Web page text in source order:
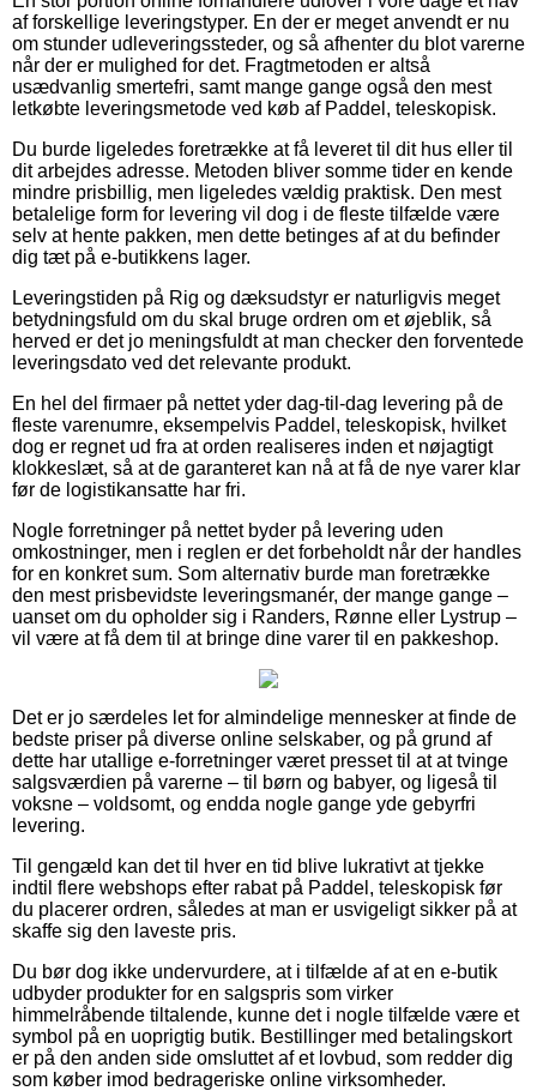
af forskellige leveringstyper. En der er meget anvendt er nu
om stunder udleveringssteder, og så afhenter du blot varerne
når der er mulighed for det. Fragtmetoden er altså
usædvanlig smertefri, samt mange gange også den mest
letkøbte leveringsmetode ved køb af Paddel, teleskopisk.
Du burde ligeledes foretrække at få leveret til dit hus eller til
dit arbejdes adresse. Metoden bliver somme tider en kende
mindre prisbillig, men ligeledes vældig praktisk. Den mest
betalelige form for levering vil dog i de fleste tilfælde være
selv at hente pakken, men dette betinges af at du befinder
dig tæt på e-butikkens lager.
Leveringstiden på Rig og dæksudstyr er naturligvis meget
betydningsfuld om du skal bruge ordren om et øjeblik, så
herved er det jo meningsfuldt at man checker den forventede
leveringsdato ved det relevante produkt.
En hel del firmaer på nettet yder dag-til-dag levering på de
fleste varenumre, eksempelvis Paddel, teleskopisk, hvilket
dog er regnet ud fra at orden realiseres inden et nøjagtigt
klokkeslæt, så at de garanteret kan nå at få de nye varer klar
før de logistikansatte har fri.
Nogle forretninger på nettet byder på levering uden
omkostninger, men i reglen er det forbeholdt når der handles
for en konkret sum. Som alternativ burde man foretrække
den mest prisbevidste leveringsmanér, der mange gange –
uanset om du opholder sig i Randers, Rønne eller Lystrup –
vil være at få dem til at bringe dine varer til en pakkeshop.
Det er jo særdeles let for almindelige mennesker at finde de
bedste priser på diverse online selskaber, og på grund af
dette har utallige e-forretninger været presset til at at tvinge
salgsværdien på varerne – til børn og babyer, og ligeså til
voksne – voldsomt, og endda nogle gange yde gebyrfri
levering.
Til gengæld kan det til hver en tid blive lukrativt at tjekke
indtil flere webshops efter rabat på Paddel, teleskopisk før
du placerer ordren, således at man er usvigeligt sikker på at
skaffe sig den laveste pris.
Du bør dog ikke undervurdere, at i tilfælde af at en e-butik
udbyder produkter for en salgspris som virker
himmelråbende tiltalende, kunne det i nogle tilfælde være et
symbol på en uoprigtig butik. Bestillinger med betalingskort
er på den anden side omsluttet af et lovbud, som redder dig
som køber imod bedrageriske online virksomheder.